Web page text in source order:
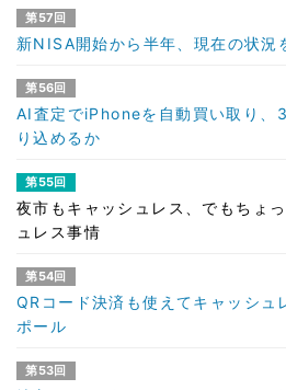
第57回
新NISA開始から半年、現在の状況
第56回
AI査定でiPhoneを自動買い取り、
り込めるか
第55回
夜市もキャッシュレス、でもちょ
ュレス事情
第54回
QRコード決済も使えてキャッシ
ポール
第53回